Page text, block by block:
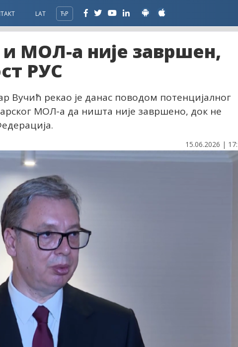
LAT ЋР
МОЛ-а није завршен,
РУС
Вучић рекао је данас поводом потенцијалног
МОЛ-а да ништа није завршено, док не
15.06.2026 |